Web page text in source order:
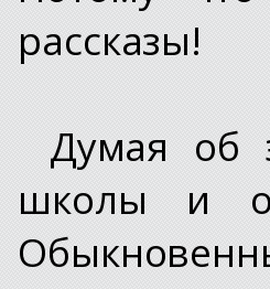
рассказы!
Думая об
школы и